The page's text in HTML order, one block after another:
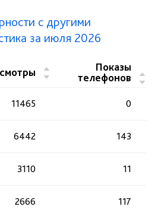
с другими
за июля 2026
▲
▼
Показы
телефонов
▲
▼
11465
0
6442
143
3110
11
2666
117